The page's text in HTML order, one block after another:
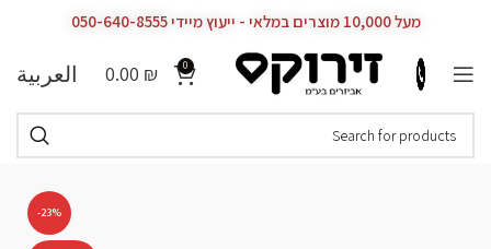
מעל 10,000 מוצרים במלאי - ייעוץ מיידי 050-640-8555
0
0.00 ₪ العربية
-23%